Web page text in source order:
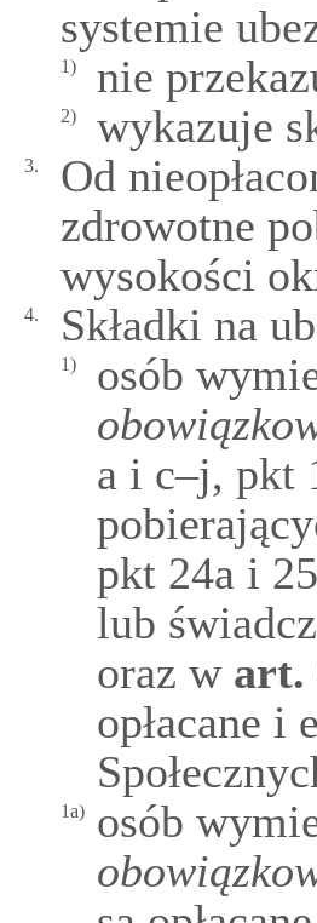
systemie
1) nie
2) wykazuje
3.
Od
zdrowotne
wysokości
4. Składki na
1) osób
a i c‒j, pkt
pkt 24a i
lub
oraz wart.
opłacane i
1a) osób